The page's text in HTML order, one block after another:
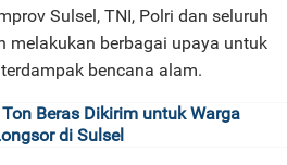
Sulsel, TNI, Polri dan seluruh
melakukan berbagai upaya untuk
bencana alam.
Beras Dikirim untuk Warga
di Sulsel